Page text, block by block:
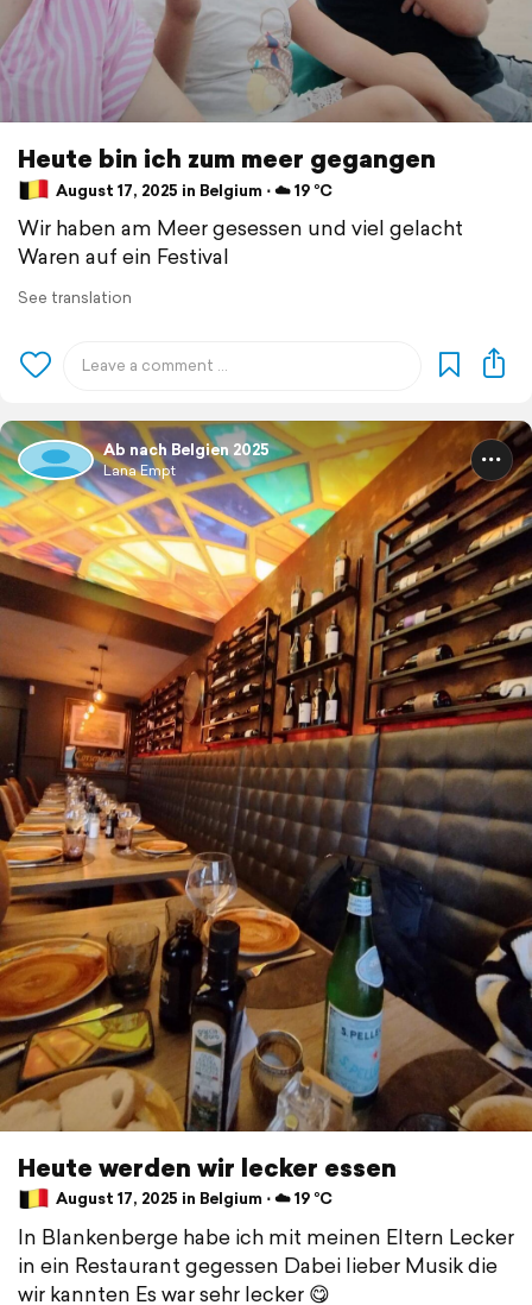
Heute bin ich zum meer gegangen
August 17, 2025 in Belgium ⋅ ☁️ 19 °C
Wir haben am Meer gesessen und viel gelacht
Waren auf ein Festival
See translation
Ab nach Belgien 2025
Lana Empt
Heute werden wir lecker essen
August 17, 2025 in Belgium ⋅ ☁️ 19 °C
In Blankenberge habe ich mit meinen Eltern Lecker
in ein Restaurant gegessen Dabei lieber Musik die
wir kannten Es war sehr lecker 😋